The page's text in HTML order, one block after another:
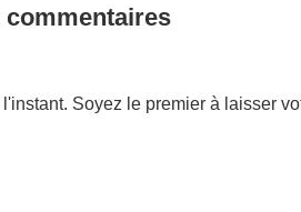
Soyez le premier à laisser